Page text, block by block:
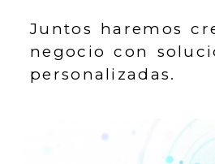
Juntos haremos
negocio con
personalizadas.